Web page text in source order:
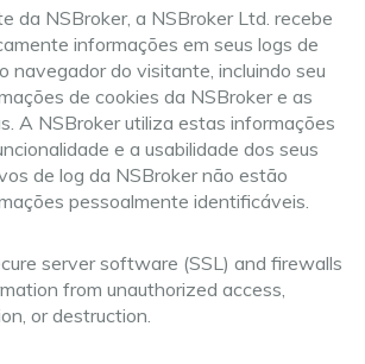
da NSBroker, a NSBroker Ltd. recebe
informações em seus logs de
navegador do visitante, incluindo seu
de cookies da NSBroker e as
A NSBroker utiliza estas informações
e a usabilidade dos seus
de log da NSBroker não estão
pessoalmente identificáveis.
server software (SSL) and firewalls
from unauthorized access,
or destruction.